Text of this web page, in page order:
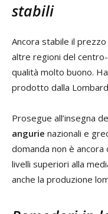
stabili
Ancora stabile il
altre regioni del
qualità molto buono.
prodotto dalla
Prosegue all’insegna
angurie nazionali e
domanda non è
livelli superiori alla
anche la produzione